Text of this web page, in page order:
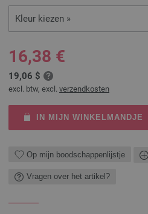
Kleur kiezen »
16,38 €
19,06 $
excl. btw, excl. verzendkosten
IN MIJN WINKELMANDJE
Op mijn boodschappenlijstje
Vragen over het artikel?